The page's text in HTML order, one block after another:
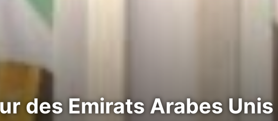
des Emirats Arabes Unis